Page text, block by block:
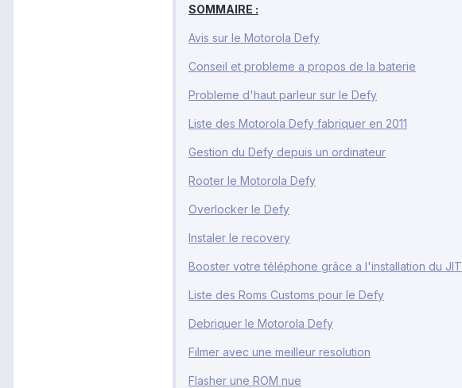
SOMMAIRE :
Avis sur le Motorola Defy
Conseil et probleme a propos de la baterie
Probleme d'haut parleur sur le Defy
Liste des Motorola Defy fabriquer en 2011
Gestion du Defy depuis un ordinateur
Rooter le Motorola Defy
Overlocker le Defy
Instaler le recovery
Booster votre téléphone grâce a l'installation du JIT
Liste des Roms Customs pour le Defy
Debriquer le Motorola Defy
Filmer avec une meilleur resolution
Flasher une ROM nue